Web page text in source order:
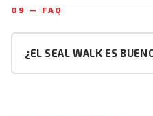
09 — FAQ
¿EL SEAL WALK ES